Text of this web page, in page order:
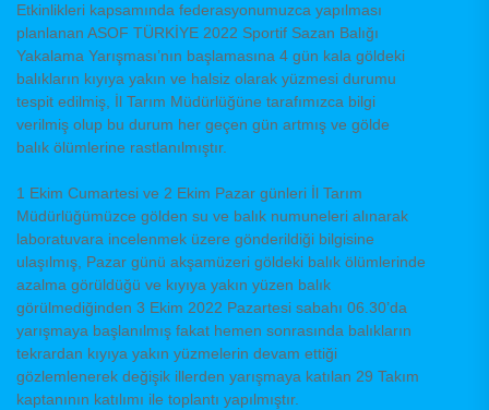
Etkinlikleri kapsamında federasyonumuzca yapılması
planlanan ASOF TÜRKİYE 2022 Sportif Sazan Balığı
Yakalama Yarışması’nın başlamasına 4 gün kala göldeki
balıkların kıyıya yakın ve halsiz olarak yüzmesi durumu
tespit edilmiş, İl Tarım Müdürlüğüne tarafımızca bilgi
verilmiş olup bu durum her geçen gün artmış ve gölde
balık ölümlerine rastlanılmıştır.
1 Ekim Cumartesi ve 2 Ekim Pazar günleri İl Tarım
Müdürlüğümüzce gölden su ve balık numuneleri alınarak
laboratuvara incelenmek üzere gönderildiği bilgisine
ulaşılmış, Pazar günü akşamüzeri göldeki balık ölümlerinde
azalma görüldüğü ve kıyıya yakın yüzen balık
görülmediğinden 3 Ekim 2022 Pazartesi sabahı 06.30’da
yarışmaya başlanılmış fakat hemen sonrasında balıkların
tekrardan kıyıya yakın yüzmelerin devam ettiği
gözlemlenerek değişik illerden yarışmaya katılan 29 Takım
kaptanının katılımı ile toplantı yapılmıştır.